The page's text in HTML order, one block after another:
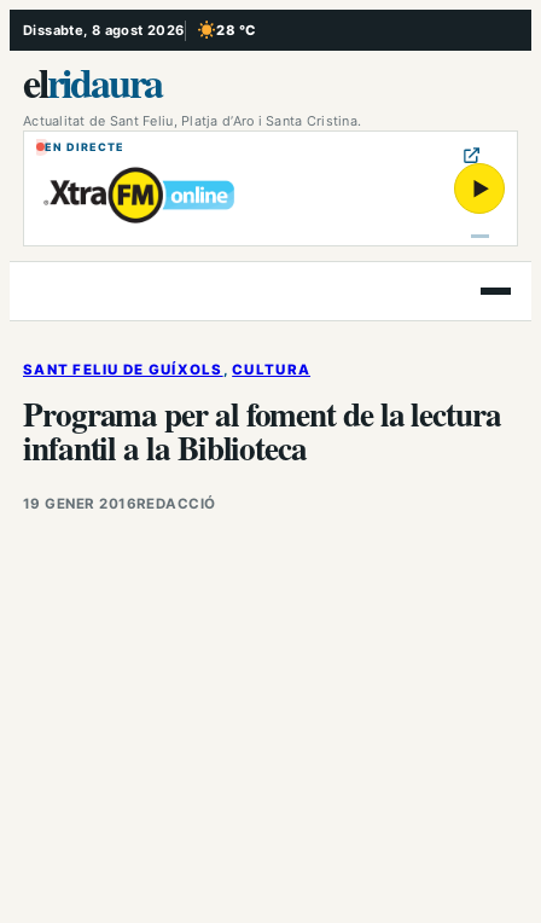
Vés
al
contingut
Dissabte, 8 agost 2026 28 °C
, Cel serè
elridaura
Actualitat de Sant Feliu, Platja d’Aro i Santa Cristina.
EN DIRECTE
▶
Obre
el
SANT FELIU DE GUÍXOLS , CULTURA
Programa per al foment de la lectura
infantil a la Biblioteca
19 GENER 2016REDACCIÓ